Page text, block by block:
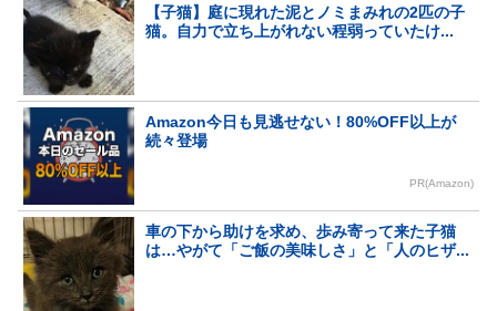
【子猫】庭に現れた泥とノミまみれの2匹の子
猫。自力で立ち上がれない程弱っていたけ...
Amazon今日も見逃せない！80%OFF以上が
続々登場
PR(Amazon)
車の下から助けを求め、歩み寄って来た子猫
は…やがて「ご飯の美味しさ」と「人のヒザ...